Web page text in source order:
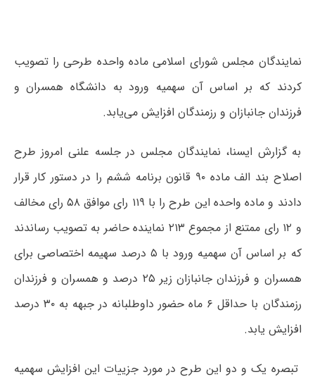
نمایندگان مجلس شورای اسلامی ماده واحده طرحی را تصویب
کردند که بر اساس آن سهمیه ورود به دانشگاه همسران و
فرزندان جانبازان و رزمندگان افزایش می‌یابد.
به گزارش ایسنا، نمایندگان مجلس در جلسه علنی امروز طرح
اصلاح بند الف ماده ۹۰ قانون برنامه ششم را در دستور کار قرار
دادند و ماده واحده این طرح را با ۱۱۹ رای موافق ۵۸ رای مخالف
و ۱۲ رای ممتنع از مجموع ۲۱۳ نماینده حاضر به تصویب رساندند
که بر اساس آن سهمیه ورود با ۵ درصد سهیمه اختصاصی برای
همسران و فرزندان جانبازان زیر ۲۵ درصد و همسران و فرزندان
رزمندگان با حداقل ۶ ماه حضور داوطلبانه در جبهه به ۳۰ درصد
افزایش یابد.
تبصره یک و دو این طرح در مورد جزییات این افزایش سهمیه